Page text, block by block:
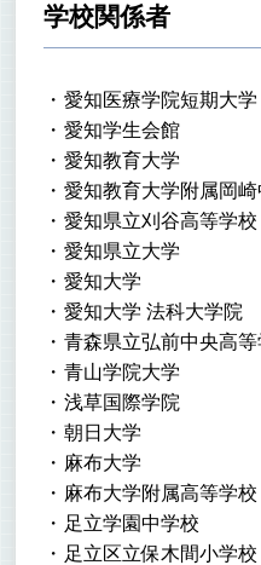
学校関係者
愛知医療学院短期大学
愛知学生会館
愛知教育大学
愛知教育大学附属岡崎
愛知県立刈谷高等学校
愛知県立大学
愛知大学
愛知大学 法科大学院
青森県立弘前中央高等
青山学院大学
浅草国際学院
朝日大学
麻布大学
麻布大学附属高等学校
足立学園中学校
足立区立保木間小学校